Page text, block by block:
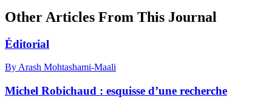
Other Articles From This Journal
Éditorial
By Arash Mohtashami-Maali
Michel Robichaud : esquisse d’une recherche